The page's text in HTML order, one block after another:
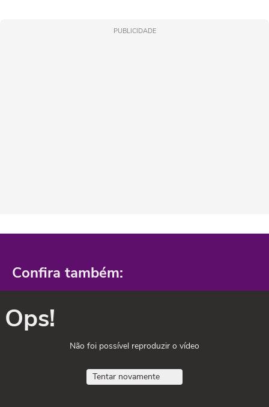
PUBLICIDADE
Confira também:
Ops!
Não foi possível reproduzir o vídeo
Tentar novamente